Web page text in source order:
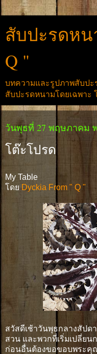
สับปะรดหน
Q "
บทความและรูปภาพสับปะ
สับปะรดหนามโดยเฉพาะ
วันพุธที่ 27 พฤษภาคม
โต๊ะโปรด
My Table
โดยDyckia From " Q "
สวัสดีเช้าวันพุธกลางสัป
สวน และพวกที่เริ่มเปลี่ยน
ก่อนอื่นต้องขอขอบพระคุ